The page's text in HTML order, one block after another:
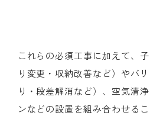
これらの必須工事に加えて、
り変更・収納改善など）やバ
り・段差解消など）、空気清
ンなどの設置を組み合わせる